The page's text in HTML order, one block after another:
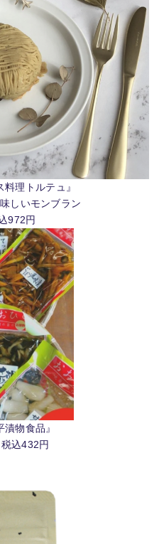
理トルテュ』
しいモンブラン
972円
物食品』
込432円